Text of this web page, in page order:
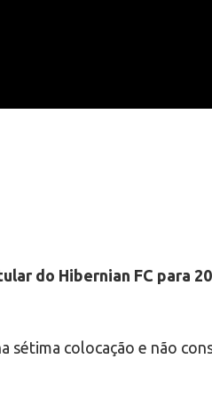
do Hibernian FC para
sétima colocação e não